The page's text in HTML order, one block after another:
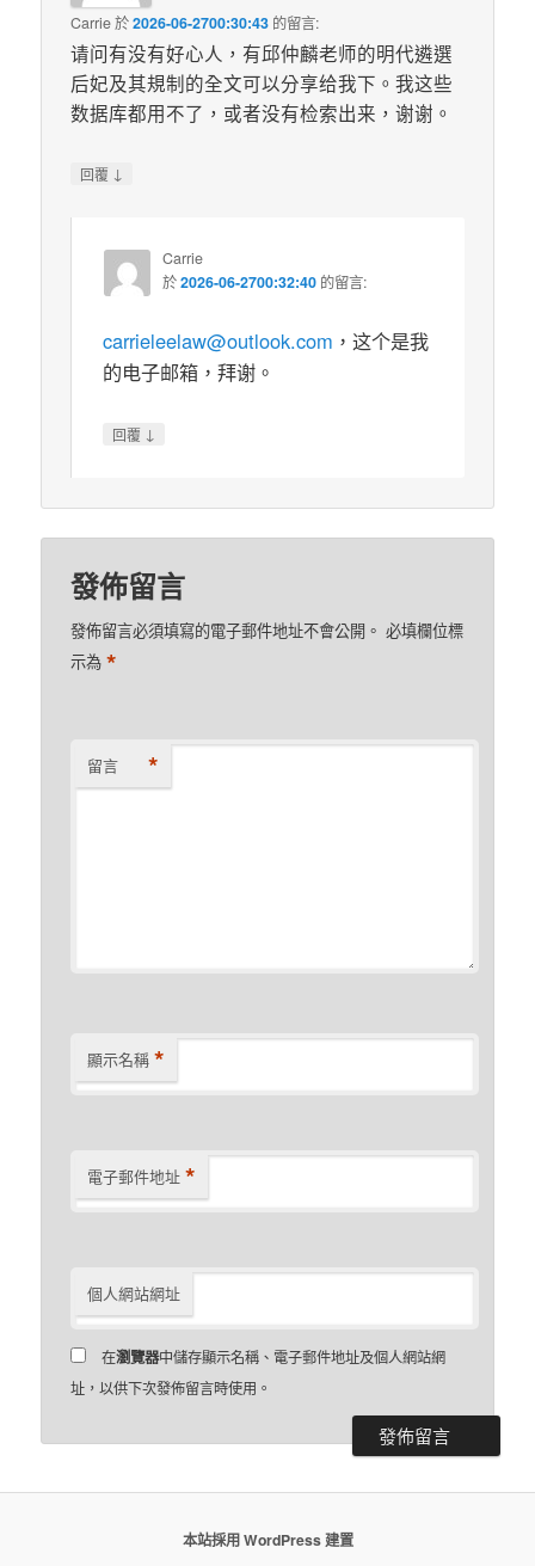
Carrie於2026-06-2700:30:43 的留言:
请问有没有好心人，有邱仲麟老师的明代遴選
后妃及其規制的全文可以分享给我下。我这些
数据库都用不了，或者没有检索出来，谢谢。
回覆 ↓
Carrie
於2026-06-2700:32:40的留言:
carrieleelaw@outlook.com ，这个是我
的电子邮箱，拜谢。
回覆 ↓
發佈留言
發佈留言必須填寫的電子郵件地址不會公開。 必填欄位標
示為 *
留言 *
顯示名稱 *
電子郵件地址 *
個人網站網址
在瀏覽器中儲存顯示名稱、電子郵件地址及個人網站網
址，以供下次發佈留言時使用。
本站採用 WordPress 建置